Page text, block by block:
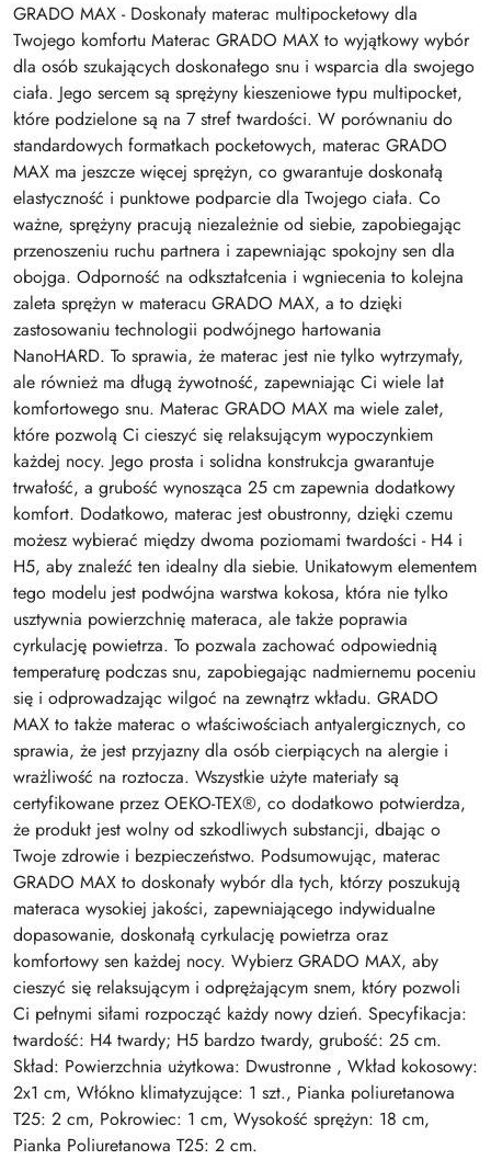
GRADO MAX - Doskonały materac multipocketowy dla
Twojego komfortu Materac GRADO MAX to wyjątkowy wybór
dla osób szukających doskonałego snu i wsparcia dla swojego
ciała. Jego sercem są sprężyny kieszeniowe typu multipocket,
które podzielone są na 7 stref twardości. W porównaniu do
standardowych formatkach pocketowych, materac GRADO
MAX ma jeszcze więcej sprężyn, co gwarantuje doskonałą
elastyczność i punktowe podparcie dla Twojego ciała. Co
ważne, sprężyny pracują niezależnie od siebie, zapobiegając
przenoszeniu ruchu partnera i zapewniając spokojny sen dla
obojga. Odporność na odkształcenia i wgniecenia to kolejna
zaleta sprężyn w materacu GRADO MAX, a to dzięki
zastosowaniu technologii podwójnego hartowania
NanoHARD. To sprawia, że materac jest nie tylko wytrzymały,
ale również ma długą żywotność, zapewniając Ci wiele lat
komfortowego snu. Materac GRADO MAX ma wiele zalet,
które pozwolą Ci cieszyć się relaksującym wypoczynkiem
każdej nocy. Jego prosta i solidna konstrukcja gwarantuje
trwałość, a grubość wynosząca 25 cm zapewnia dodatkowy
komfort. Dodatkowo, materac jest obustronny, dzięki czemu
możesz wybierać między dwoma poziomami twardości - H4 i
H5, aby znaleźć ten idealny dla siebie. Unikatowym elementem
tego modelu jest podwójna warstwa kokosa, która nie tylko
usztywnia powierzchnię materaca, ale także poprawia
cyrkulację powietrza. To pozwala zachować odpowiednią
temperaturę podczas snu, zapobiegając nadmiernemu poceniu
się i odprowadzając wilgoć na zewnątrz wkładu. GRADO
MAX to także materac o właściwościach antyalergicznych, co
sprawia, że jest przyjazny dla osób cierpiących na alergie i
wrażliwość na roztocza. Wszystkie użyte materiały są
certyfikowane przez OEKO-TEX®, co dodatkowo potwierdza,
że produkt jest wolny od szkodliwych substancji, dbając o
Twoje zdrowie i bezpieczeństwo. Podsumowując, materac
GRADO MAX to doskonały wybór dla tych, którzy poszukują
materaca wysokiej jakości, zapewniającego indywidualne
dopasowanie, doskonałą cyrkulację powietrza oraz
komfortowy sen każdej nocy. Wybierz GRADO MAX, aby
cieszyć się relaksującym i odprężającym snem, który pozwoli
Ci pełnymi siłami rozpocząć każdy nowy dzień. Specyfikacja:
twardość: H4 twardy; H5 bardzo twardy, grubość: 25 cm.
Skład: Powierzchnia użytkowa: Dwustronne , Wkład kokosowy:
2x1 cm, Włókno klimatyzujące: 1 szt., Pianka poliuretanowa
T25: 2 cm, Pokrowiec: 1 cm, Wysokość sprężyn: 18 cm,
Pianka Poliuretanowa T25: 2 cm.